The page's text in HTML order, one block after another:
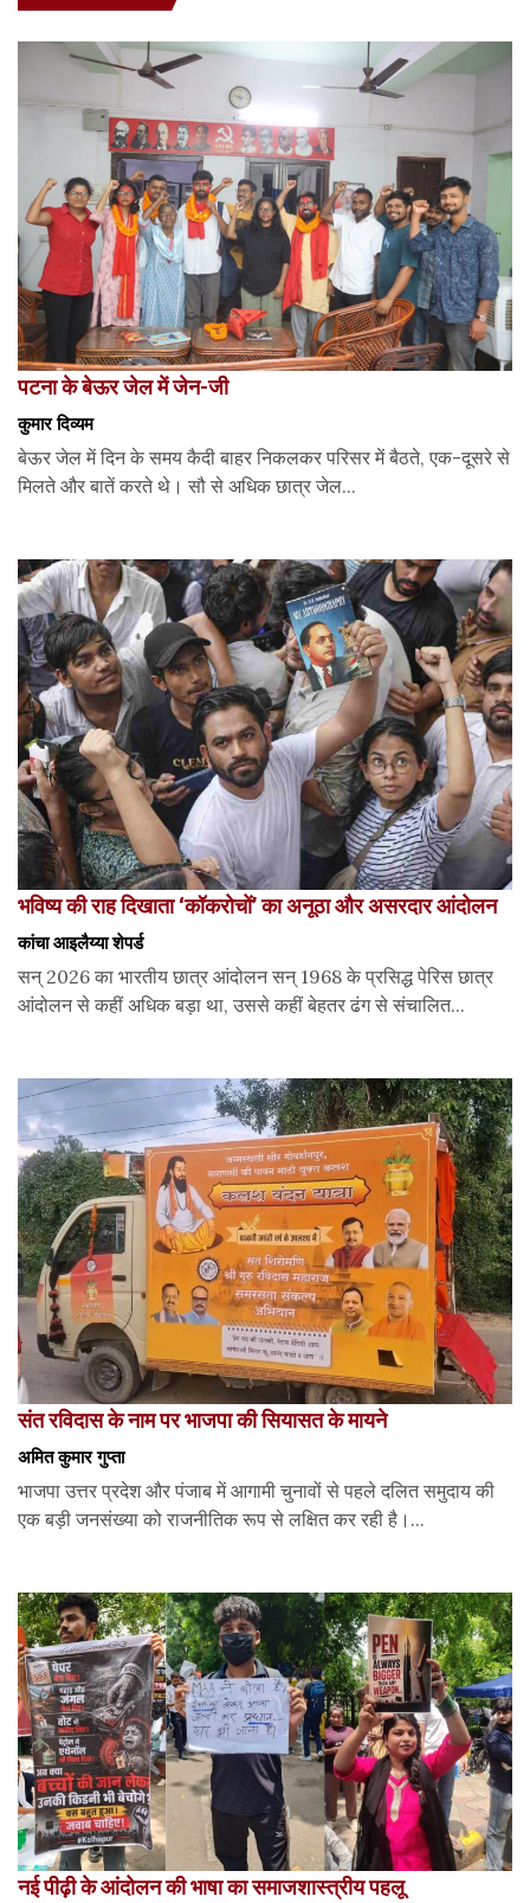
पटना के बेऊर जेल में जेन-जी
कुमार दिव्यम
बेऊर जेल में दिन के समय कैदी बाहर निकलकर परिसर में बैठते, एक-दूसरे से
मिलते और बातें करते थे। सौ से अधिक छात्र जेल...
भविष्य की राह दिखाता ‘कॉकरोचों’ का अनूठा और असरदार आंदोलन
कांचा आइलैय्या शेपर्ड
सन् 2026 का भारतीय छात्र आंदोलन सन् 1968 के प्रसिद्ध पेरिस छात्र
आंदोलन से कहीं अधिक बड़ा था, उससे कहीं बेहतर ढंग से संचालित...
संत रविदास के नाम पर भाजपा की सियासत के मायने
अमित कुमार गुप्ता
भाजपा उत्तर प्रदेश और पंजाब में आगामी चुनावों से पहले दलित समुदाय की
एक बड़ी जनसंख्या को राजनीतिक रूप से लक्षित कर रही है।...
नई पीढ़ी के आंदोलन की भाषा का समाजशास्त्रीय पहलू